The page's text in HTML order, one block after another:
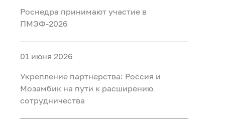
Роснедра принимают участие в
ПМЭФ-2026
01 июня 2026
Укрепление партнерства: Россия и
Мозамбик на пути к расширению
сотрудничества